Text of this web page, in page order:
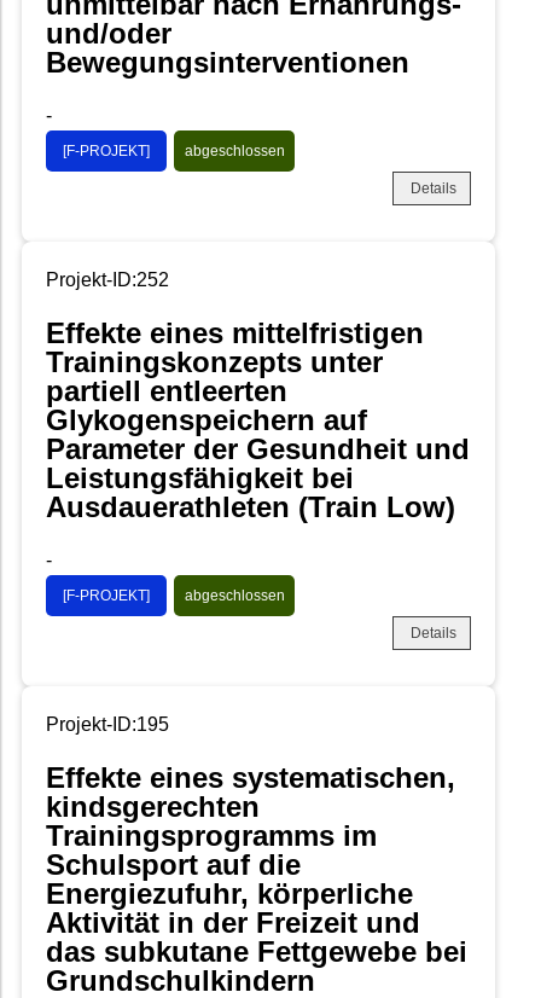
und/oder
Bewegungsinterventionen
-
[F-PROJEKT] abgeschlossen
Details
Projekt-ID:252
Effekte eines mittelfristigen
Trainingskonzepts unter
partiell entleerten
Glykogenspeichern auf
Parameter der Gesundheit und
Leistungsfähigkeit bei
Ausdauerathleten (Train Low)
-
[F-PROJEKT] abgeschlossen
Details
Projekt-ID:195
Effekte eines systematischen,
kindsgerechten
Trainingsprogramms im
Schulsport auf die
Energiezufuhr, körperliche
Aktivität in der Freizeit und
das subkutane Fettgewebe bei
Grundschulkindern